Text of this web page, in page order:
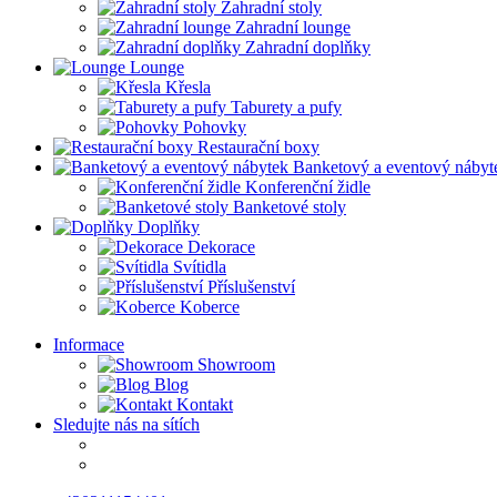
Zahradní stoly
Zahradní lounge
Zahradní doplňky
Lounge
Křesla
Taburety a pufy
Pohovky
Restaurační boxy
Banketový a eventový
Konferenční židle
Banketové stoly
Doplňky
Dekorace
Svítidla
Příslušenství
Koberce
Informace
Showroom
Blog
Kontakt
Sledujte nás na sítích